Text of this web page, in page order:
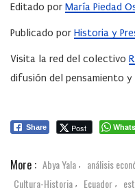
Editado por María Piedad
Publicado por Historia y
Visita la red del colectivo
difusión del pensamiento
Share Post
More : Abya Yala , análisis
Cultura-Historia , Ecuador ,